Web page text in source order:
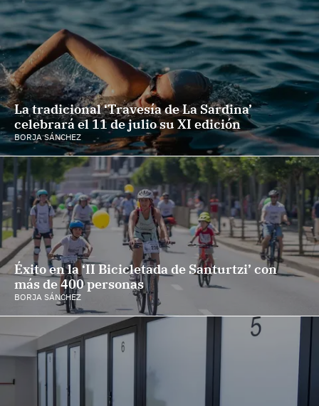
La tradicional ‘Travesía de La Sardina’
celebrará el 11 de julio su XI edición
BORJA SÁNCHEZ
Éxito en la ‘II Bicicletada de Santurtzi’ con
más de 400 personas
BORJA SÁNCHEZ